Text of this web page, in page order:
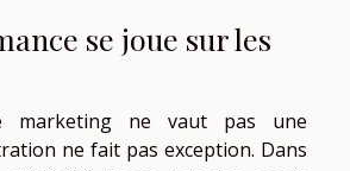
se joue sur les
marketing ne vaut pas une
ne fait pas exception. Dans